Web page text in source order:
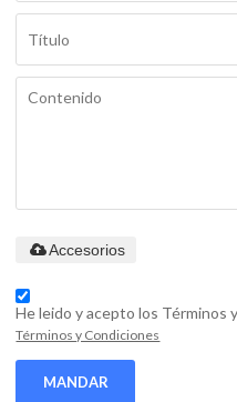
Accesorios
He leido y acepto los Términos
Términos y Condiciones
MANDAR